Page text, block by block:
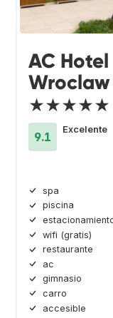
AC
Wroclaw
★★★★★
9.1
Excelente
spa
piscina
wifi (gratis)
restaurante
ac
gimnasio
carro
accesible